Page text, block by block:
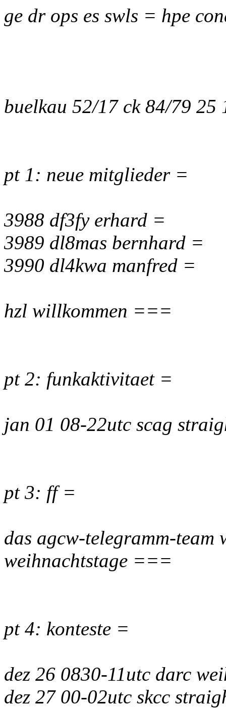
ge dr ops es swls = hpe
buelkau 52/17 ck 84/79 25
pt 1: neue mitglieder =
3988 df3fy erhard =
3989 dl8mas bernhard =
3990 dl4kwa manfred =
hzl willkommen ===
pt 2: funkaktivitaet =
jan 01 08-22utc scag
pt 3: ff =
das agcw-telegramm-team
weihnachtstage ===
pt 4: konteste =
dez 26 0830-11utc darc
dez 27 00-02utc skcc